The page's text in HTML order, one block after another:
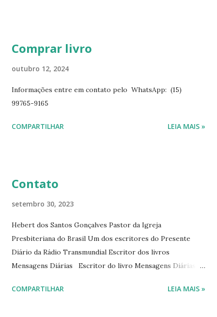
Mensagens Diárias 4 -
mensagens diárias traz uma meditação para cada dia do
ano. Passagens bíblicas, ilustrações, histórias
Diário da Rádio Trans mundial a mais de 15 anos. Escreveu o
Comprar livro
outubro 12, 2024
Informações entre em contato pelo WhatsApp: (15)
99765-9165
COMPARTILHAR LEIA MAIS »
Contato
setembro 30, 2023
Hebert dos Santos Gonçalves Pastor da Igreja
Presbiteriana do Brasil Um dos escritores do Presente
Diário da Rádio Transmundial Escritor dos livros
Mensagens Diárias Escritor do livro Mensagens Diárias da
livromensagensdiarias@gmail.com Whatsapp: (15) 99765-
COMPARTILHAR LEIA MAIS »